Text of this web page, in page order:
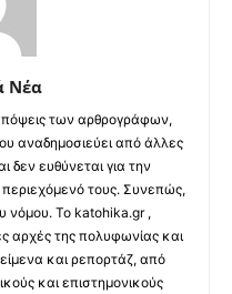
Νέα
των αρθρογράφων,
αναδημοσιεύει από άλλες
δεν ευθύνεται για την
περιεχόμενό τους. Συνεπώς,
νόμου. Το katohika.gr ,
αρχές της πολυφωνίας και
και ρεπορτάζ, από
και επιστημονικούς